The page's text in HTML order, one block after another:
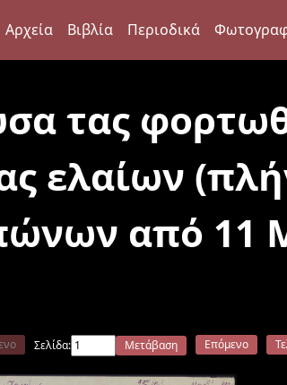
Αρχεία Βιβλία Περιοδικά
τας
ελαίων
από 11
Σελίδα: Μετάβαση Επόμενο